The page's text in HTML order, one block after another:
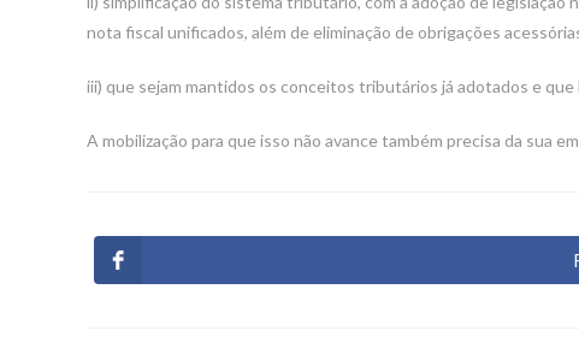
nota fiscal unificados, além de eliminação de obrigações
iii) que sejam mantidos os conceitos tributários já adotados e
A mobilização para que isso não avance também precisa da sua